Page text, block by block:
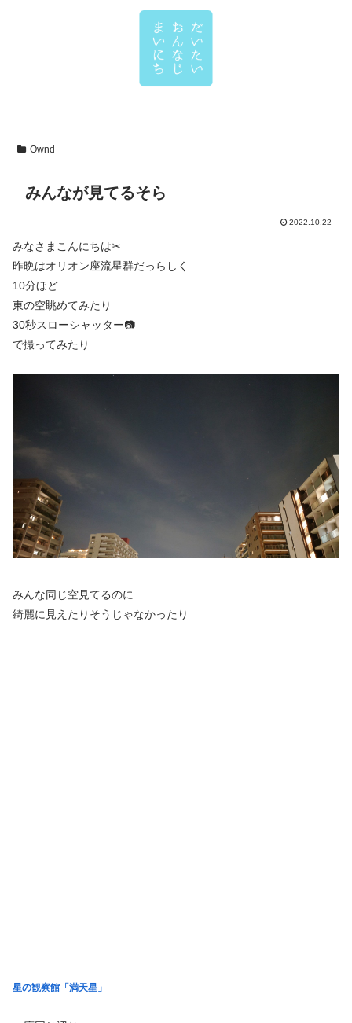
Ownd
みんなが見てるそら
2022.10.22
みなさまこんにちは✂
昨晩はオリオン座流星群だっらしく
10分ほど
東の空眺めてみたり
30秒スローシャッター📷
で撮ってみたり
みんな同じ空見てるのに
綺麗に見えたりそうじゃなかったり
星の観察館「満天星」